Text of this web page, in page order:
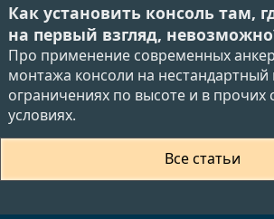
Как установить консоль там,
на первый взгляд,
Про применение современных
монтажа консоли на нестандартный
ограничениях по высоте и в прочих
условиях.
Все статьи